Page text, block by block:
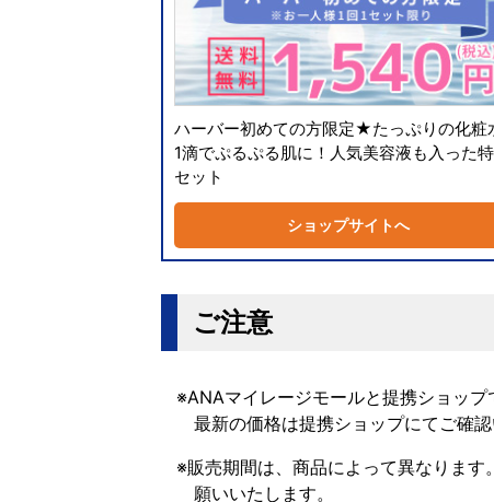
ハーバー初めての方限定★たっぷりの化粧
1滴でぷるぷる肌に！人気美容液も入った
セット
ショップサイトへ
ご注意
※ANAマイレージモールと提携ショップ
最新の価格は提携ショップにてご確
※販売期間は、商品によって異なりま
願いいたします。